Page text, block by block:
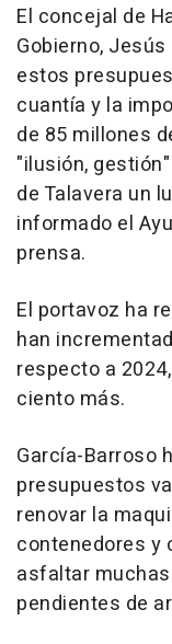
El concejal de
Gobierno,
estos
cuantía y la
de 85 millones
"ilusión,
de Talavera un
informado el
prensa.
El portavoz ha
han
respecto a
ciento más.
García-Barroso
presupuestos
renovar la
contenedores y
asfaltar
pendientes de